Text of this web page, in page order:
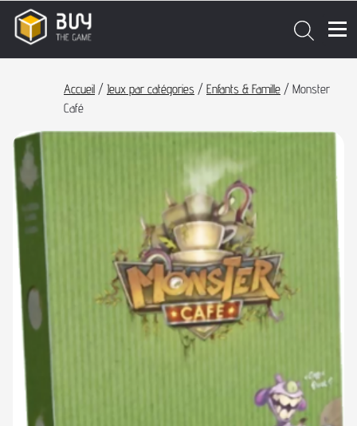
Accueil / Jeux par catégories / Enfants & Famille / Monster
Café